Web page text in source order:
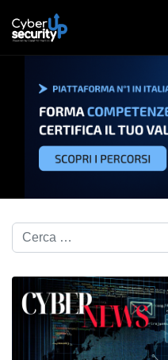
Cerca nel blog...